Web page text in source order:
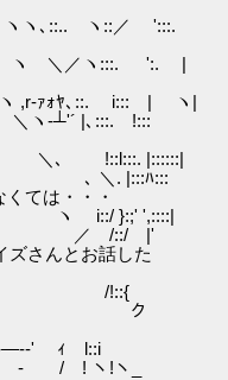
ヽ::／ ':::.
／ヽ:::. ':. |
,r‐ｧｫﾔ､::. i::: | ヽ|
-┴'´ |､:::. !:::
､ !::l:::. |::::::|
＼. |:::ﾊ:::
は・・・
i::/ }:;' ',::::|
／ /::/ |'
んとお話した
/!::{
ｨ l::i
! ヽ!ヽ_